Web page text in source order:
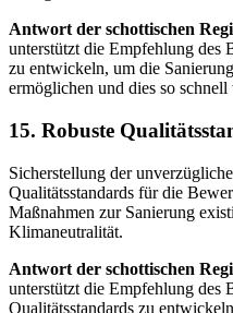
Antwort der schottischen
unterstützt die Empfehlung des
zu entwickeln, um die
ermöglichen und dies so
15. Robuste
Sicherstellung der
Qualitätsstandards für die
Maßnahmen zur Sanierung
Klimaneutralität.
Antwort der schottischen
unterstützt die Empfehlung des
Qualitätsstandards zu